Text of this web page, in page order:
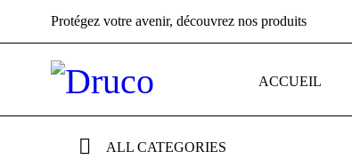
Protégez votre avenir, découvrez nos produits
ACCUEIL
ALL CATEGORIES